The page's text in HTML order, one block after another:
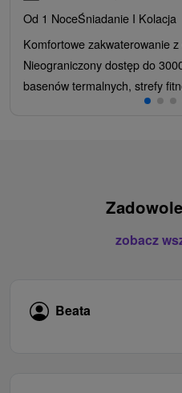
Od 1 NoceŚniadanie I Kolacja
Komfortowe zakwaterowanie
Nieograniczony dostęp do
basenów termalnych, strefy
zobacz
Beata